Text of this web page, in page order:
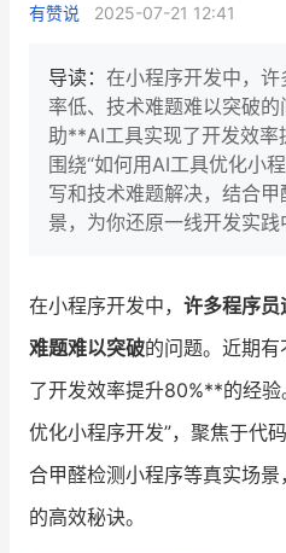
增长产品指南
智库 产
产品更新动态 帮
品牌消费观
新零售资讯
培训课程
有赞说 2025-07-21 12:41
导读： 在小程序开发中，
率低、技术难题难以突破
助**AI工具实现了开发效
围绕“如何用AI工具优化小
写和技术难题解决，结合
景，为你还原一线开发实践
在小程序开发中， 许多程序员
难题难以突破的问题。近期
了开发效率提升80%**的经
优化小程序开发”，聚焦于代
合甲醛检测小程序等真实场
的高效秘诀。